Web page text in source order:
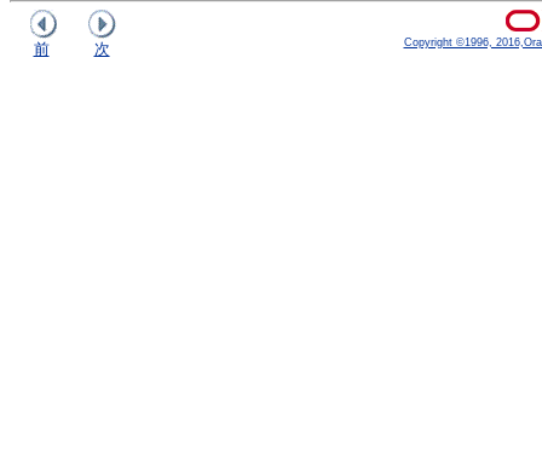
前 次 Copyright ©1996,